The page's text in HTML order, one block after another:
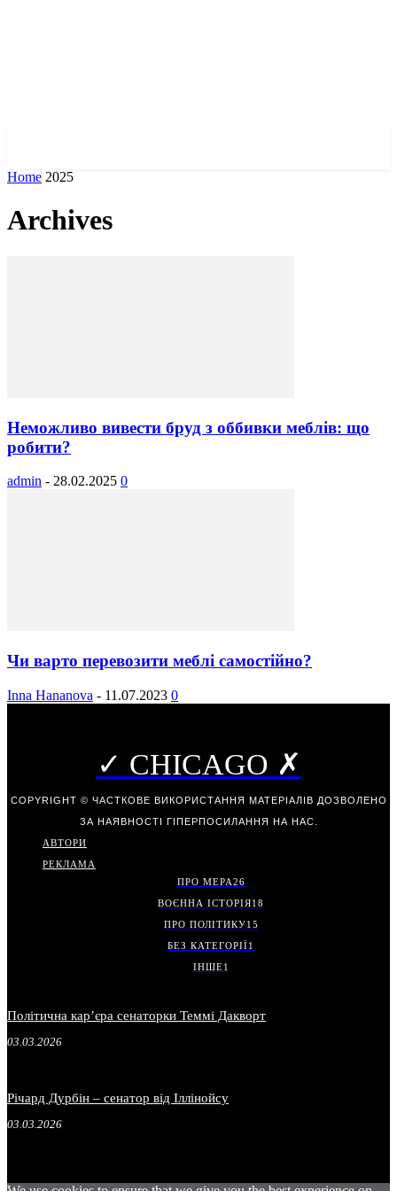
Home 2025
Archives
Неможливо вивести бруд з оббивки меблів: що
робити?
admin - 28.02.2025 0
Чи варто перевозити меблі самостійно?
Inna Hananova - 11.07.2023 0
✓ CHICAGO ✗
COPYRIGHT © ЧАСТКОВЕ ВИКОРИСТАННЯ МАТЕРІАЛІВ ДОЗВОЛЕНО
ЗА НАЯВНОСТІ ГІПЕРПОСИЛАННЯ НА НАС.
АВТОРИ
РЕКЛАМА
ПРО МЕРА26
ВОЄННА ІСТОРІЯ18
ПРО ПОЛІТИКУ15
БЕЗ КАТЕГОРІЇ1
ІНШЕ1
Політична карʼєра сенаторки Теммі Дакворт
03.03.2026
Річард Дурбін – сенатор від Іллінойсу
03.03.2026